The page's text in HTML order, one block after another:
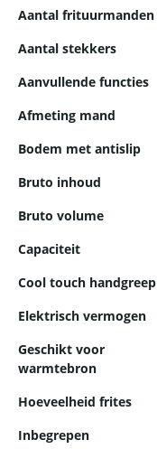
Aantal frituurmanden
Aantal stekkers
Aanvullende functies
Afmeting mand
Bodem met antislip
Bruto inhoud
Bruto volume
Capaciteit
Cool touch handgreep
Elektrisch vermogen
Geschikt voor
warmtebron
Hoeveelheid frites
Inbegrepen